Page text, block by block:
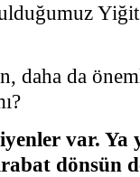
daha da
var. Ya
dönsün